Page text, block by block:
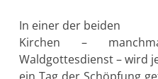
In einer der beiden
Kirchen –
Waldgottesdienst – wird